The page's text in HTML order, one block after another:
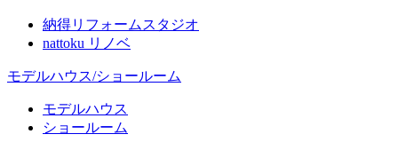
納得リフォームスタジオ
nattoku リノベ
モデルハウス/ショールーム
モデルハウス
ショールーム